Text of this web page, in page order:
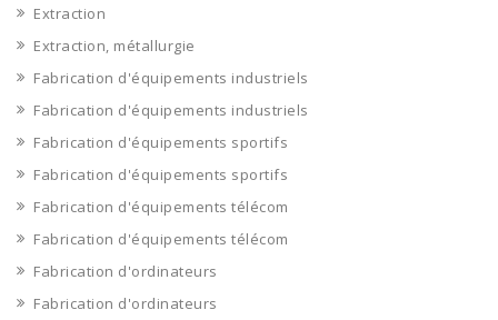
Extraction
Extraction, métallurgie
Fabrication d'équipements industriels
Fabrication d'équipements industriels
Fabrication d'équipements sportifs
Fabrication d'équipements sportifs
Fabrication d'équipements télécom
Fabrication d'équipements télécom
Fabrication d'ordinateurs
Fabrication d'ordinateurs